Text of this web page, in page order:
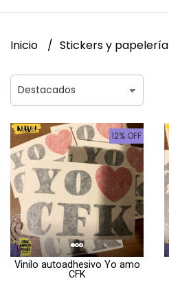
Inicio Stickers y papelería
12% OFF
Vinilo autoadhesivo Yo amo
CFK